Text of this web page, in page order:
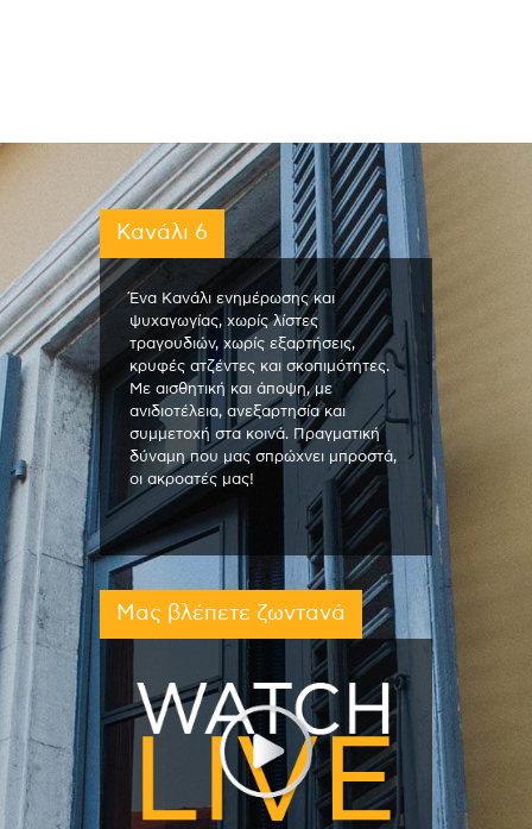
Κανάλι 6
Ένα Κανάλι ενημέρωσης και
ψυχαγωγίας, χωρίς λίστες
τραγουδιών, χωρίς εξαρτήσεις,
κρυφές ατζέντες και σκοπιμότητες.
Με αισθητική και άποψη, με
ανιδιοτέλεια, ανεξαρτησία και
συμμετοχή στα κοινά. Πραγματική
δύναμη που μας σπρώχνει μπροστά,
οι ακροατές μας!
Μας βλέπετε ζωντανά